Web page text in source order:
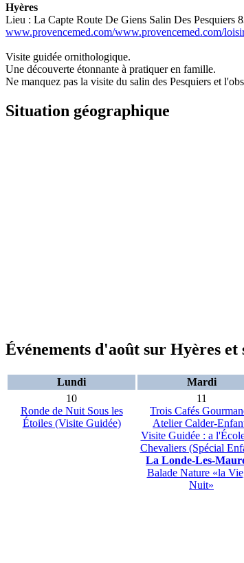
Hyères
Lieu : La Capte Route De Giens Salin Des Pesquiers
www.provencemed.com/www.provencemed.com/
Visite guidée ornithologique.
Une découverte étonnante à pratiquer en famille.
Ne manquez pas la visite du salin des Pesquiers et
Situation géographique
Événements d'août sur Hyères et
Lundi Mardi
10
Ronde de Nuit Sous les
Étoiles (Visite Guidée)
11
Trois Cafés
Atelier Calder-
Visite Guidée : a
Chevaliers (Spécial
La Londe-Les-
Balade Nature «la
Nuit»